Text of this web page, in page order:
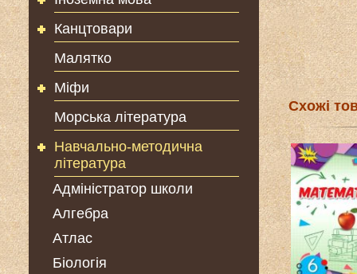
Канцтовари
Малятко
Міфи
Морська література
Навчально-методична
література
Адміністратор школи
Алгебра
Атлас
Біологія
Схожі